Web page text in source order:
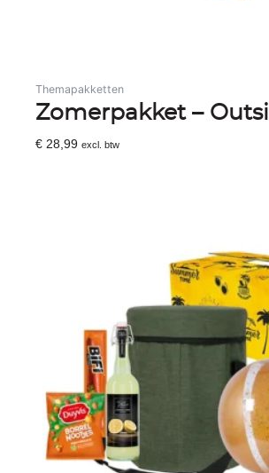
Themapakketten
Zomerpakket –
€ 28,99 excl. btw